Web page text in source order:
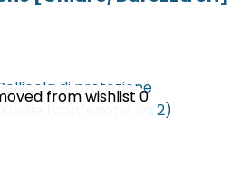
from wishlist 0
from wishlist 0